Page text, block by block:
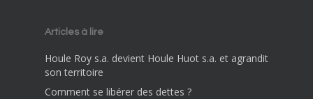
Articles à lire
Houle Roy s.a. devient Houle Huot s.a. et agrandit
son territoire
Comment se libérer des dettes ?